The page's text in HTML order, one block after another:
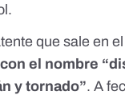
que sale en
el nombre
y tornado”. A